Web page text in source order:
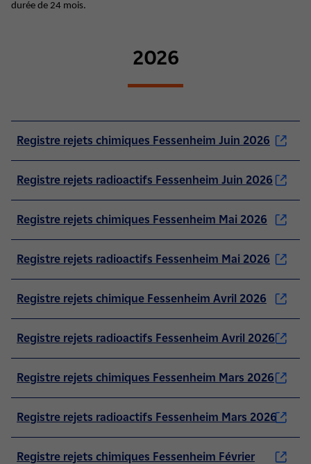
durée de 24 mois.
2026
Registre rejets chimiques Fessenheim Juin 2026
Registre rejets radioactifs Fessenheim Juin 2026
Registre rejets chimiques Fessenheim Mai 2026
Registre rejets radioactifs Fessenheim Mai 2026
Registre rejets chimique Fessenheim Avril 2026
Registre rejets radioactifs Fessenheim Avril 2026
Registre rejets chimiques Fessenheim Mars 2026
Registre rejets radioactifs Fessenheim Mars 2026
Registre rejets chimiques Fessenheim Février